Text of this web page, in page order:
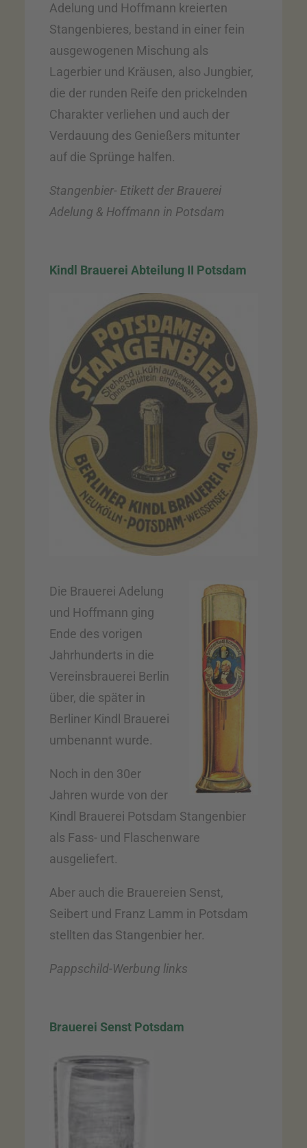
Adelung und Hoffmann kreierten
Stangenbieres, bestand in einer fein
ausgewogenen Mischung als
Lagerbier und Kräusen, also Jungbier,
die der runden Reife den prickelnden
Charakter verliehen und auch der
Verdauung des Genießers mitunter
auf die Sprünge halfen.
Stangenbier- Etikett der Brauerei
Adelung & Hoffmann in Potsdam
Kindl Brauerei Abteilung II Potsdam
Die Brauerei Adelung
und Hoffmann ging
Ende des vorigen
Jahrhunderts in die
Vereinsbrauerei Berlin
über, die später in
Berliner Kindl Brauerei
umbenannt wurde.
Noch in den 30er
Jahren wurde von der
Kindl Brauerei Potsdam Stangenbier
als Fass- und Flaschenware
ausgeliefert.
Aber auch die Brauereien Senst,
Seibert und Franz Lamm in Potsdam
stellten das Stangenbier her.
Pappschild-Werbung links
Brauerei Senst Potsdam